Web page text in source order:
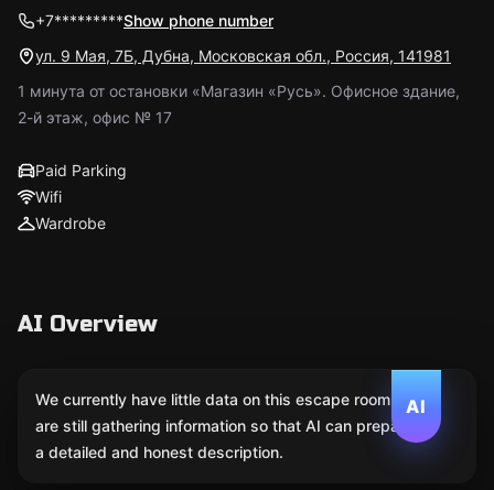
+7*********Show phone number
ул. 9 Мая, 7Б, Дубна, Московская обл., Россия, 141981
1 минута от остановки «Магазин «Русь». Офисное здание,
2-й этаж, офис № 17
Paid Parking
Wifi
Wardrobe
AI Overview
AI
We currently have little data on this escape room. We
are still gathering information so that AI can prepare
a detailed and honest description.